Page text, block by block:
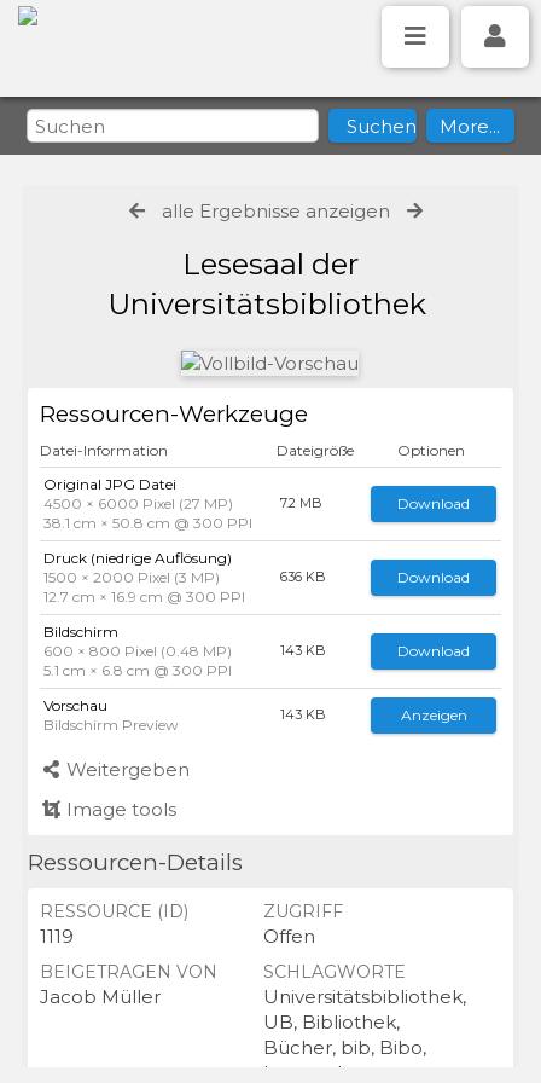
alle Ergebnisse anzeigen
Lesesaal der
Universitätsbibliothek
Ressourcen-Werkzeuge
Datei-Information Dateigröße
Optionen
Original JPG Datei
4500 × 6000 Pixel (27 MP)
38.1 cm × 50.8 cm @ 300 PPI
7.2 MB Download
Druck (niedrige Auflösung)
1500 × 2000 Pixel (3 MP)
12.7 cm × 16.9 cm @ 300 PPI
636 KB Download
Bildschirm
600 × 800 Pixel (0.48 MP)
5.1 cm × 6.8 cm @ 300 PPI
143 KB Download
Vorschau
Bildschirm Preview
143 KB Anzeigen
Weitergeben
Image tools
Ressourcen-Details
RESSOURCE (ID)
1119
ZUGRIFF
Offen
BEIGETRAGEN VON
Jacob Müller
SCHLAGWORTE
Universitätsbibliothek,
UB, Bibliothek,
Bücher, bib, Bibo,
Lesesaal